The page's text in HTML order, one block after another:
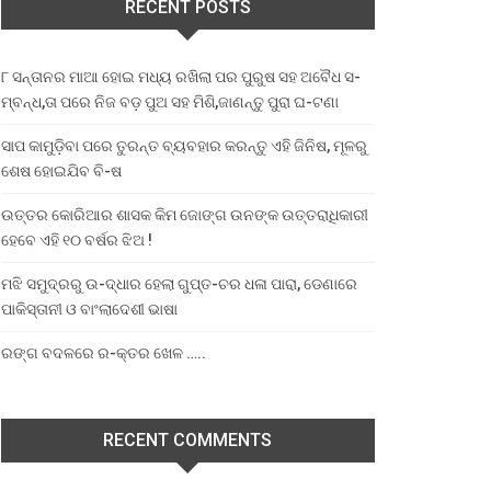
RECENT POSTS
୮ ସନ୍ତାନର ମାଆ ହୋଇ ମଧ୍ୟ ରଖିଲା ପର ପୁରୁଷ ସହ ଅବୈଧ ସ-
ମ୍ବନ୍ଧ,ତା ପରେ ନିଜ ବଡ଼ ପୁଅ ସହ ମିଶି,ଜାଣନ୍ତୁ ପୁରା ଘ-ଟଣା
ସାପ କାମୁଡ଼ିବା ପରେ ତୁରନ୍ତ ବ୍ୟବହାର କରନ୍ତୁ ଏହି ଜିନିଷ, ମୂଳରୁ
ଶେଷ ହୋଇଯିବ ବି-ଷ
ଉତ୍ତର କୋରିଆର ଶାସକ କିମ ଜୋଙ୍ଗ ଉନଙ୍କ ଉତ୍ତରାଧିକାରୀ
ହେବେ ଏହି ୧୦ ବର୍ଷର ଝିଅ !
ମଝି ସମୁଦ୍ରରୁ ଉ-ଦ୍ଧାର ହେଲା ଗୁପ୍ତ-ଚର ଧଳା ପାରା, ଡେଣାରେ
ପାକିସ୍ତାନୀ ଓ ବାଂଲାଦେଶୀ ଭାଷା
ରଙ୍ଗ ବଦଳରେ ର-କ୍ତର ଖେଳ …..
RECENT COMMENTS